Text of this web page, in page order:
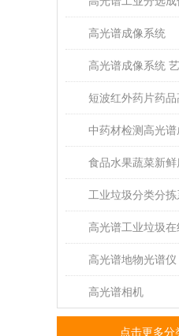
高光谱成像系统
中药材检测高光谱
工业垃圾分类分拣
高光谱工业垃圾
高光谱地物光谱仪
高光谱相机
点击更多分